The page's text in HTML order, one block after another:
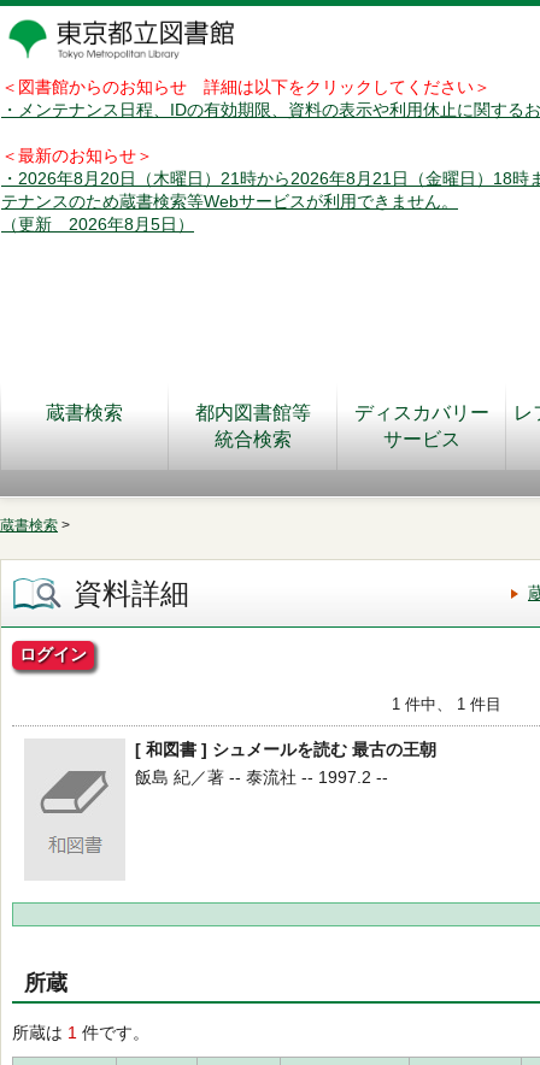
＜図書館からのお知らせ 詳細は以下をクリックしてください＞
・メンテナンス日程、IDの有効期限、資料の表示や利用休止に関する
＜最新のお知らせ＞
・2026年8月20日（木曜日）21時から2026年8月21日（金曜日）18時
テナンスのため蔵書検索等Webサービスが利用できません。
（更新 2026年8月5日）
蔵書検索
都内図書館等
統合検索
ディスカバリー
サービス
レ
蔵書検索 >
資料詳細
ログイン
1 件中、 1 件目
[ 和図書 ] シュメールを読む 最古の王朝
飯島 紀／著 -- 泰流社 -- 1997.2 --
所蔵
所蔵は 1 件です。